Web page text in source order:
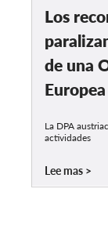
Los
de una
Europea
La DPA
actividades
Lee mas